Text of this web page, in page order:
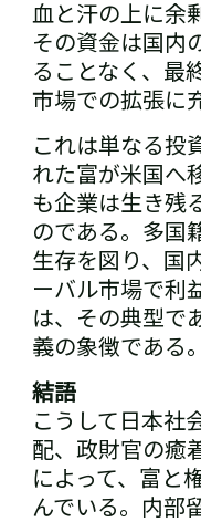
血と汗の上に余
その資金は国内
ることなく、最
市場での拡張に
これは単なる投
れた富が米国へ
も企業は生き残
のである。多国
生存を図り、国
ーバル市場で利
は、その典型で
義の象徴である。
結語
こうして日本社
配、政財官の癒
によって、富と
んでいる。内部